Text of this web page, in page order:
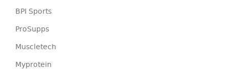
BPI Sports
ProSupps
Muscletech
Myprotein